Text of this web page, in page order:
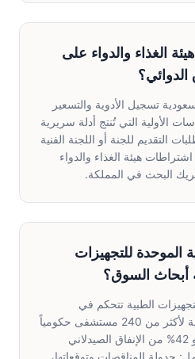
الغذاء والدواء على
تسجيل الأدوية والتسعير
الأولية التي تُنتج أدلة سريرية
التقديم للجنة أو اللجنة الفنية
هيئة الغذاء والدواء
البحث في المملكة.
الموحدة للتجهيزات
أبحاث السوق؟
الطبية تتحكم في
المشتريات الدوائية المركزية لأكثر من 240 مستشفى حكومياً
في المملكة — ما يمثل نحو 42% من الإنفاق الصيدلاني